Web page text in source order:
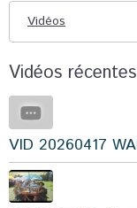
Vidéos
Vidéos récentes
VID 20260417